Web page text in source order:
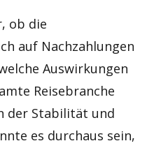
ob die
auf Nachzahlungen
Auswirkungen
Reisebranche
der Stabilität und
es durchaus sein,